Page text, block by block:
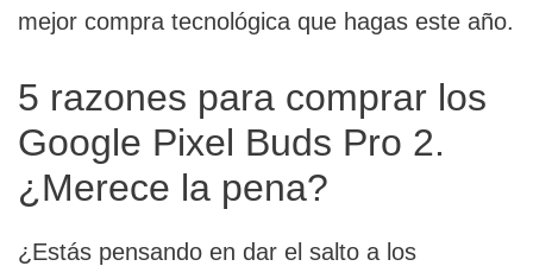
mejor compra tecnológica que hagas este año.
5 razones para comprar los
Google Pixel Buds Pro 2.
¿Merece la pena?
¿Estás pensando en dar el salto a los